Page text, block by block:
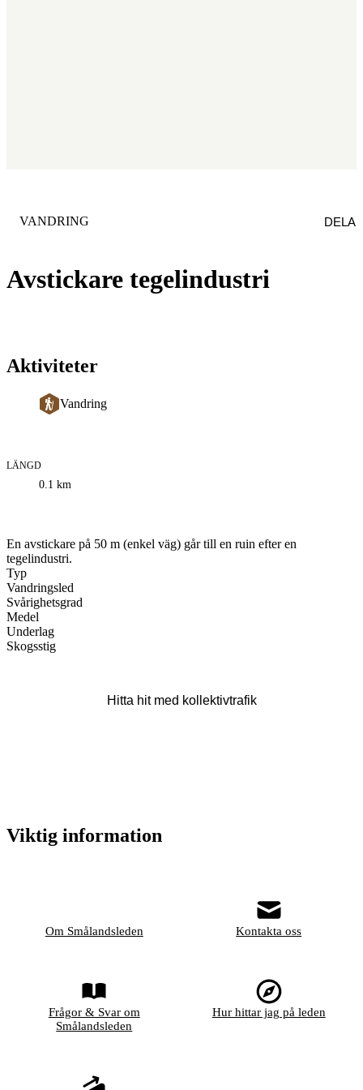
Avstickare tegelindustri
KATEGORI:
VANDRING DELA
Aktiviteter
Vandring
Information
LÄNGD
0.1 km
Beskrivning
En avstickare på 50 m (enkel väg) går till en ruin efter en
tegelindustri.
Typ
Vandringsled
Svårighetsgrad
Medel
Underlag
Skogsstig
Hitta hit med kollektivtrafik
Viktig information
Om Smålandsleden Kontakta oss
Frågor & Svar om
Smålandsleden
Hur hittar jag på leden